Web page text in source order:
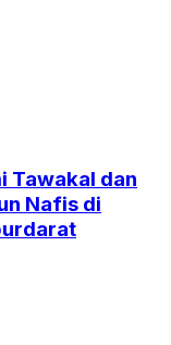
Tawakal dan
Nafis di